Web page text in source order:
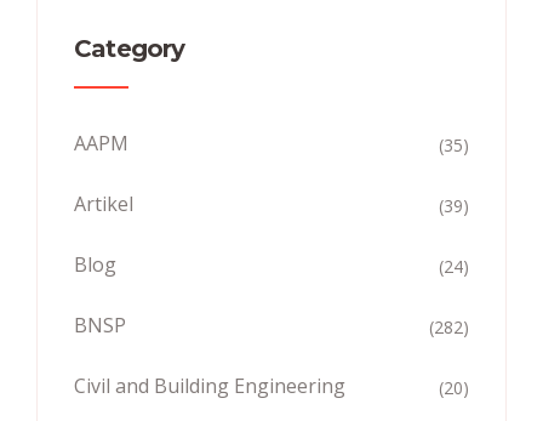
Category
AAPM (35)
Artikel (39)
Blog (24)
BNSP (282)
Civil and Building Engineering (20)